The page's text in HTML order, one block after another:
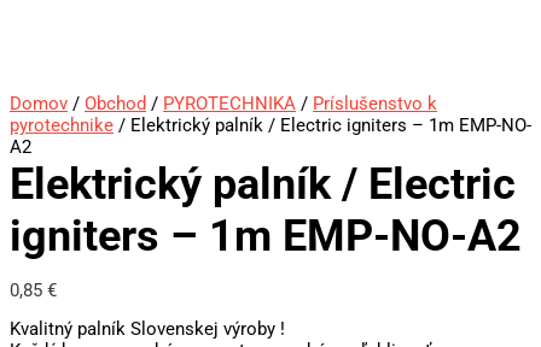
Domov / Obchod / PYROTECHNIKA / Príslušenstvo k
pyrotechnike / Elektrický palník / Electric igniters – 1m EMP-NO-
A2
Elektrický palník / Electric
igniters – 1m EMP-NO-A2
0,85 €
Kvalitný palník Slovenskej výroby !